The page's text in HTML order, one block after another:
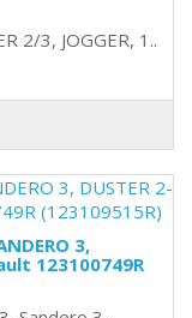
2/3, JOGGER, 1..
3,
123100749R